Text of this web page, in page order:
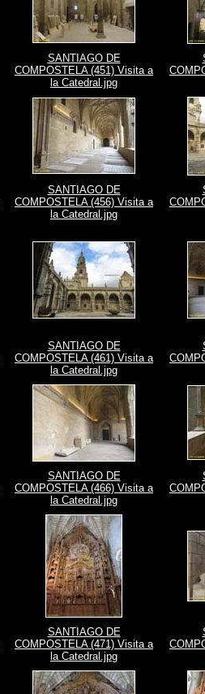
SANTIAGO DE
COMPOSTELA (451) Visita a
la Catedral.jpg
SANTIAGO DE
COMPOSTELA (456) Visita a
la Catedral.jpg
SANTIAGO DE
COMPOSTELA (461) Visita a
la Catedral.jpg
SANTIAGO DE
COMPOSTELA (466) Visita a
la Catedral.jpg
SANTIAGO DE
COMPOSTELA (471) Visita a
la Catedral.jpg